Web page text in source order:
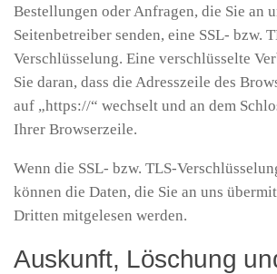
Bestellungen oder Anfragen, die Sie an
Seitenbetreiber senden, eine SSL- bzw.
Verschlüsselung. Eine verschlüsselte
Sie daran, dass die Adresszeile des
auf „https://“ wechselt und an dem
Ihrer Browserzeile.
Wenn die SSL- bzw. TLS-
können die Daten, die Sie an uns
Dritten mitgelesen werden.
Auskunft, Löschung